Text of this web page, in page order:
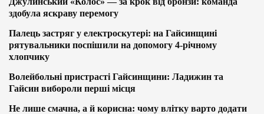
здобула яскраву перемогу
Палець застряг у електроскутері: на Гайсинщині
рятувальники поспішили на допомогу 4-річному
хлопчику
Волейбольні пристрасті Гайсинщини: Ладижин та
Гайсин вибороли перші місця
Не лише смачна, а й корисна: чому влітку варто додати